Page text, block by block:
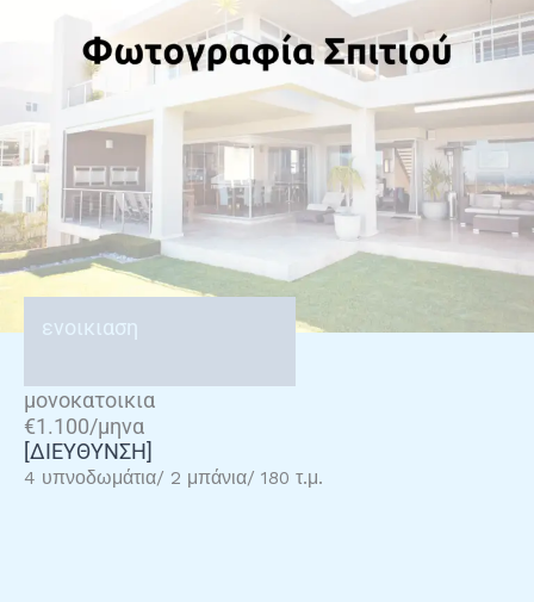
ενοικιαση
μονοκατοικια
€1.100/μηνα
[ΔΙΕΥΘΥΝΣΗ]
4 υπνοδωμάτια/ 2 μπάνια/ 180 τ.μ.